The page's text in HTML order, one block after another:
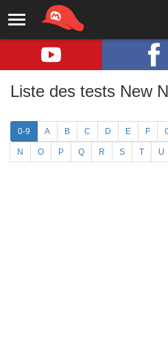
Liste des tests New
0-9 A B C D E F
N O P Q R S T U